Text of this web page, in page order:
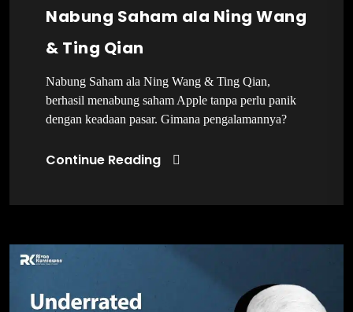
Nabung Saham ala Ning Wang
& Ting Qian
Nabung Saham ala Ning Wang & Ting Qian,
berhasil menabung saham Apple tanpa perlu panik
dengan keadaan pasar. Gimana pengalamannya?
Continue Reading